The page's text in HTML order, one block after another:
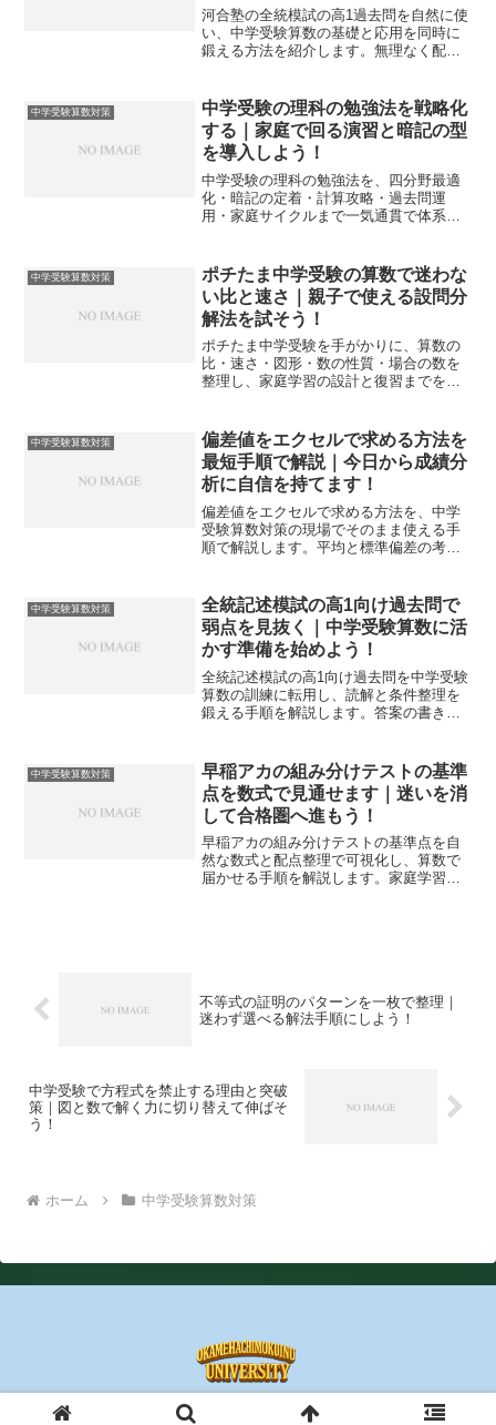
河合塾の全統模試の高1過去問を自然に使
い、中学受験算数の基礎と応用を同時に
鍛える方法を紹介します。無理なく配置
中学受験算数対策
中学受験の理科の勉強法を戦略化
する｜家庭で回る演習と暗記の型
を導入しよう！
中学受験の理科の勉強法を、四分野最適
化・暗記の定着・計算攻略・過去問運
用・家庭サイクルまで一気通貫で体系
中学受験算数対策
ポチたま中学受験の算数で迷わな
い比と速さ｜親子で使える設問分
解法を試そう！
ポチたま中学受験を手がかりに、算数の
比・速さ・図形・数の性質・場合の数を
整理し、家庭学習の設計と復習までを一
中学受験算数対策
偏差値をエクセルで求める方法を
最短手順で解説｜今日から成績分
析に自信を持てます！
偏差値をエクセルで求める方法を、中学
受験算数対策の現場でそのまま使える手
順で解説します。平均と標準偏差の考え
中学受験算数対策
全統記述模試の高1向け過去問で
弱点を見抜く｜中学受験算数に活
かす準備を始めよう！
全統記述模試の高1向け過去問を中学受験
算数の訓練に転用し、読解と条件整理を
鍛える手順を解説します。答案の書き方
中学受験算数対策
早稲アカの組み分けテストの基準
点を数式で見通せます｜迷いを消
して合格圏へ進もう！
早稲アカの組み分けテストの基準点を自
然な数式と配点整理で可視化し、算数で
届かせる手順を解説します。家庭学習の
不等式の証明のパターンを一枚で整理｜
迷わず選べる解法手順にしよう！
中学受験で方程式を禁止する理由と突破
策｜図と数で解く力に切り替えて伸ばそ
う！
ホーム 中学受験算数対策
© 2025 おかめはちもくいぬの数学大学.